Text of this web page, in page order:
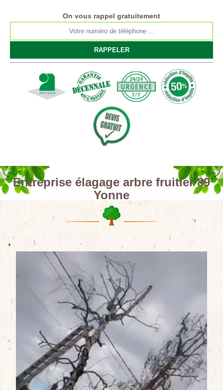
On vous rappel gratuitement
Entreprise élagage arbre fruitier 89
Yonne